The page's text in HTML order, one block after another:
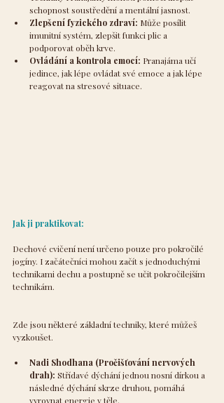
schopnost soustředění a mentální jasnost.
Zlepšení fyzického zdraví: Může posílit
imunitní systém, zlepšit funkci plic a
podporovat oběh krve.
Ovládání a kontrola emocí: Pranajáma učí
jedince, jak lépe ovládat své emoce a jak lépe
reagovat na stresové situace.
Jak ji praktikovat:
Dechové cvičení není určeno pouze pro pokročilé
jogíny. I začátečníci mohou začít s jednoduchými
technikami dechu a postupně se učit pokročilejším
technikám.
Zde jsou některé základní techniky, které můžeš
vyzkoušet.
Nadi Shodhana (Pročišťování nervových
drah): Střídavé dýchání jednou nosní dírkou a
následné dýchání skrze druhou, pomáhá
vyrovnat energie v těle.